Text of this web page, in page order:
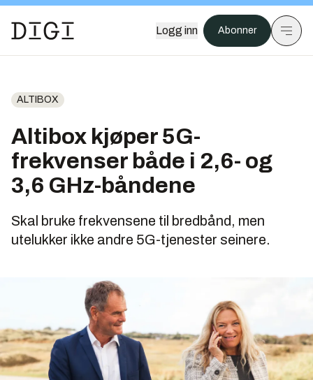
Logg inn Abonner
ALTIBOX
Altibox kjøper 5G-
frekvenser både i 2,6- og
3,6 GHz-båndene
Skal bruke frekvensene til bredbånd, men
utelukker ikke andre 5G-tjenester seinere.